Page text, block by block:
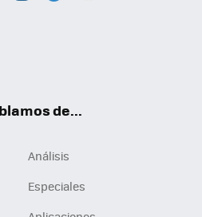
de...
Análisis
Especiales